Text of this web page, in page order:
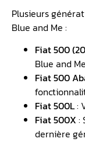
Plusieurs
Blue and Me :
Fiat 500
Blue and
Fiat 500
Fiat 500L:
Fiat 500X :
dernière